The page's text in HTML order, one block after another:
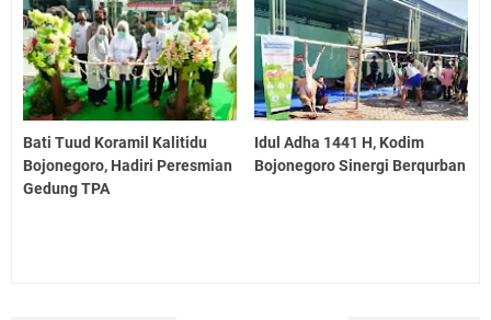
Bati Tuud Koramil Kalitidu
Bojonegoro, Hadiri Peresmian
Gedung TPA
Idul Adha 1441 H, Kodim
Bojonegoro Sinergi Berqurban